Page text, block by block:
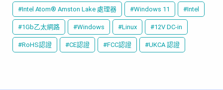
#Intel Atom® Amston Lake 處理器 #Windows 11 #Intel
#1Gb乙太網路 #Windows #Linux #12V DC-in
#RoHS認證 #CE認證 #FCC認證 #UKCA 認證